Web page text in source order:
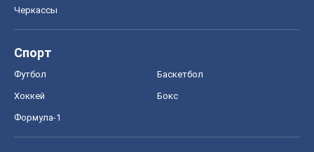
Черкассы
Спорт
Футбол Баскетбол
Хоккей Бокс
Формула-1